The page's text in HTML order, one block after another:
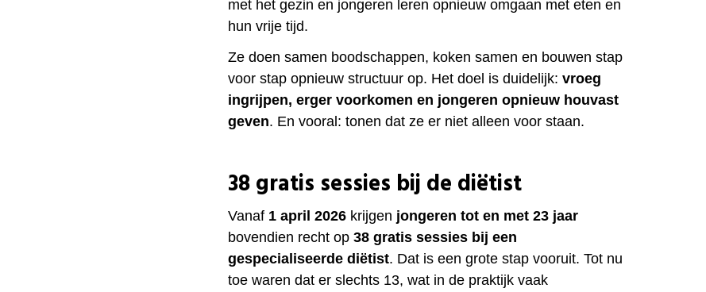
met het gezin en jongeren leren opnieuw omgaan met eten en
hun vrije tijd.
Ze doen samen boodschappen, koken samen en bouwen stap
voor stap opnieuw structuur op. Het doel is duidelijk:vroeg
ingrijpen, erger voorkomen en jongeren opnieuw houvast
geven. En vooral: tonen dat ze er niet alleen voor staan.
38 gratis sessies bij de diëtist
Vanaf 1 april 2026 krijgen jongeren tot en met23 jaar
bovendien recht op38 gratis sessies bij een
gespecialiseerde diëtist. Dat is een grote stap vooruit. Tot nu
toe waren dat er slechts 13, wat in de praktijk vaak